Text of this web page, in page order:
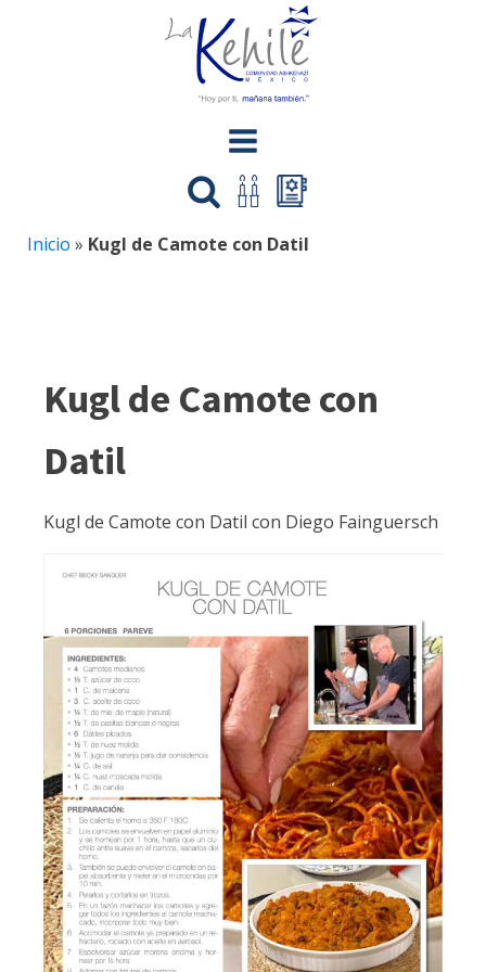
Inicio » Kugl de Camote con Datil
Kugl de Camote con
Datil
Kugl de Camote con Datil con Diego Fainguersch